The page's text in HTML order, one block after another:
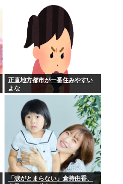
正直地方都市が一番住みやすい
よな
「涙がとまらない」倉持由香、